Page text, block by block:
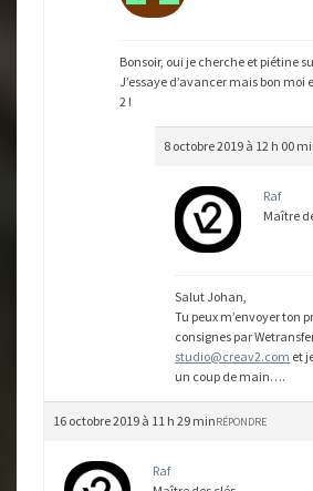
Bonsoir, oui je cherche et piétine
J’essaye d’avancer mais bon
2 !
8 octobre 2019 à 12 h 00
Raf
Maître
Salut Johan,
Tu peux m’envoyer ton
consignes par
studio@creav2.com et
un coup de main….
16 octobre 2019 à 11 h 29 minRÉPONDRE
Raf